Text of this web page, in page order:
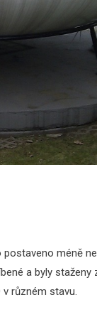
méně
a byly
různém stavu.